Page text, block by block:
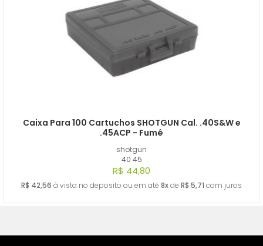
shotgun
40 45
Caixa Para 100 Cartuchos SHOTGUN Cal. .40S&W e
.45ACP - Fumê
R$ 44,80
R$ 42,56 à vista no deposito ou em até 8xde R$ 5,71 com juros